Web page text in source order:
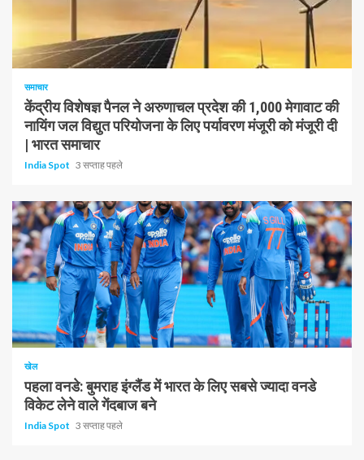
1 न्यूनतम पढ़ा
समाचार
केंद्रीय विशेषज्ञ पैनल ने अरुणाचल प्रदेश की 1,000 मेगावाट की
नायिंग जल विद्युत परियोजना के लिए पर्यावरण मंजूरी को मंजूरी दी
| भारत समाचार
India Spot 3 सप्ताह पहले
1 न्यूनतम पढ़ा
खेल
पहला वनडे: बुमराह इंग्लैंड में भारत के लिए सबसे ज्यादा वनडे
विकेट लेने वाले गेंदबाज बने
India Spot 3 सप्ताह पहले